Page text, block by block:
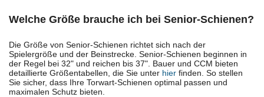
Welche Größe brauche ich bei Senior-Schienen?
Die Größe von Senior-Schienen richtet sich nach der
Spielergröße und der Beinstrecke. Senior-Schienen beginnen in
der Regel bei 32" und reichen bis 37". Bauer und CCM bieten
detaillierte Größentabellen, die Sie unter hier finden. So stellen
Sie sicher, dass Ihre Torwart-Schienen optimal passen und
maximalen Schutz bieten.